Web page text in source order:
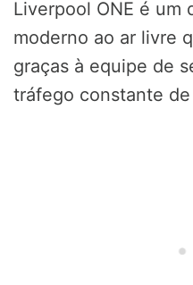
Liverpool ONE é um
moderno ao ar livre
graças à equipe de
tráfego constante de